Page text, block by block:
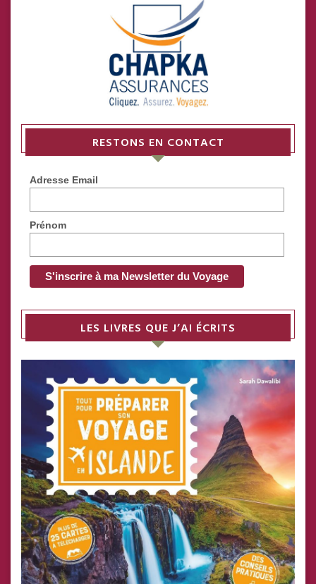
RESTONS EN CONTACT
Adresse Email
Prénom
LES LIVRES QUE J’AI ÉCRITS